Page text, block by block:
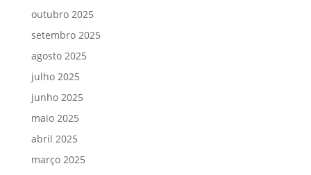
outubro 2025
setembro 2025
agosto 2025
julho 2025
junho 2025
maio 2025
abril 2025
março 2025